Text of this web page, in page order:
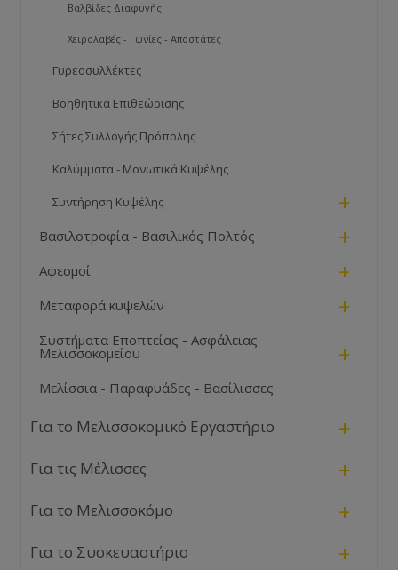
Βαλβίδες Διαφυγής
Χειρολαβές - Γωνίες - Αποστάτες
Γυρεοσυλλέκτες
Βοηθητικά Επιθεώρισης
Σήτες Συλλογής Πρόπολης
Καλύμματα - Μονωτικά Κυψέλης
Συντήρηση Κυψέλης +
Βασιλοτροφία - Βασιλικός Πολτός +
Αφεσμοί +
Μεταφορά κυψελών +
Συστήματα Εποπτείας - Ασφάλειας
Μελισσοκομείου +
Μελίσσια - Παραφυάδες - Βασίλισσες
Για το Μελισσοκομικό Εργαστήριο +
Για τις Μέλισσες +
Για το Μελισσοκόμο +
Για το Συσκευαστήριο +